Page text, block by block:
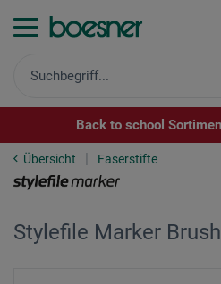
Back to school
Übersicht Faserstifte
Stylefile Marker Brush